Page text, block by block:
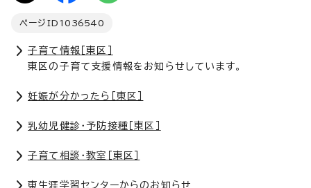
ページID 1036540
子育て情報［東区］
東区の子育て支援情報をお知らせしています。
妊娠が分かったら［東区］
乳幼児健診・予防接種［東区］
子育て相談・教室［東区］
東生涯学習センターからのお知らせ